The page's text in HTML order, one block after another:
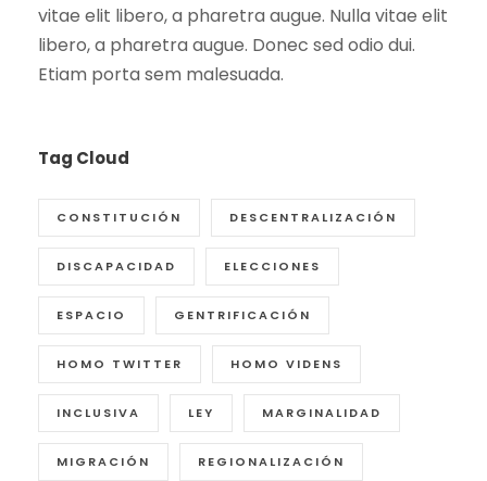
vitae elit libero, a pharetra augue. Nulla vitae elit
libero, a pharetra augue. Donec sed odio dui.
Etiam porta sem malesuada.
Tag Cloud
CONSTITUCIÓN DESCENTRALIZACIÓN
DISCAPACIDAD ELECCIONES
ESPACIO GENTRIFICACIÓN
HOMO TWITTER HOMO VIDENS
INCLUSIVA LEY MARGINALIDAD
MIGRACIÓN REGIONALIZACIÓN